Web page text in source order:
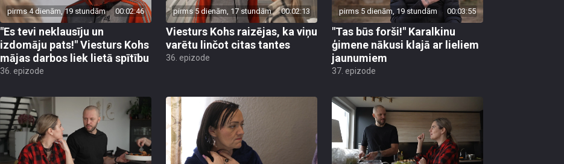
pirms 4 dienām, 19 stundām 00:02:46
"Es tevi neklausīju un
izdomāju pats!" Viesturs Kohs
mājas darbos liek lietā spītību
36. epizode
pirms 5 dienām, 17 stundām 00:02:13
Viesturs Kohs raizējas, ka viņu
varētu linčot citas tantes
36. epizode
pirms 5 dienām, 19 stundām 00:03:55
"Tas būs forši!" Karalkinu
ģimene nākusi klajā ar lieliem
jaunumiem
37. epizode